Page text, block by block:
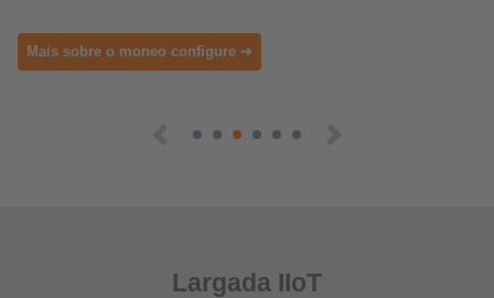
Largada IIoT